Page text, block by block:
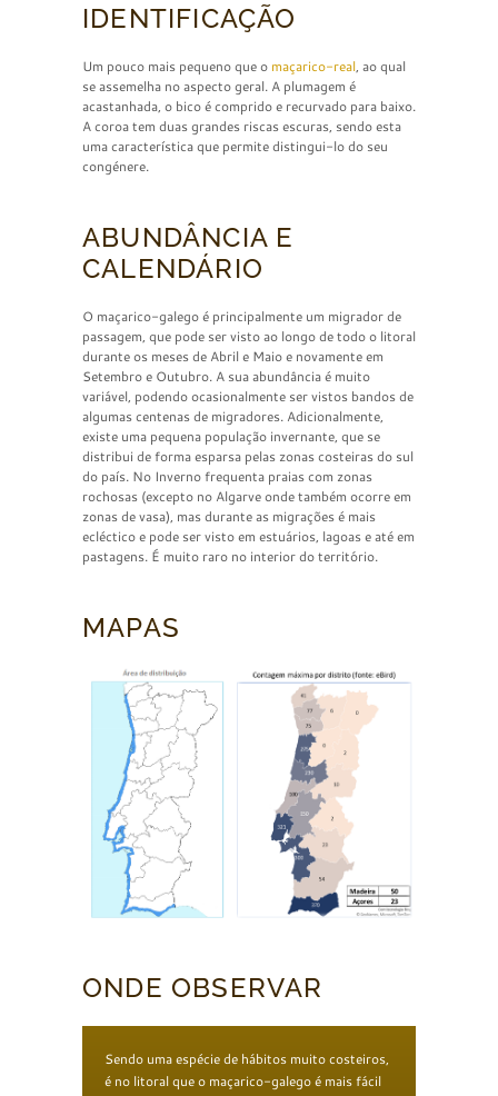
IDENTIFICAÇÃO
Um pouco mais pequeno que o maçarico-real, ao qual
se assemelha no aspecto geral. A plumagem é
acastanhada, o bico é comprido e recurvado para baixo.
A coroa tem duas grandes riscas escuras, sendo esta
uma característica que permite distingui-lo do seu
congénere.
ABUNDÂNCIA E
CALENDÁRIO
O maçarico-galego é principalmente um migrador de
passagem, que pode ser visto ao longo de todo o litoral
durante os meses de Abril e Maio e novamente em
Setembro e Outubro. A sua abundância é muito
variável, podendo ocasionalmente ser vistos bandos de
algumas centenas de migradores. Adicionalmente,
existe uma pequena população invernante, que se
distribui de forma esparsa pelas zonas costeiras do sul
do país. No Inverno frequenta praias com zonas
rochosas (excepto no Algarve onde também ocorre em
zonas de vasa), mas durante as migrações é mais
ecléctico e pode ser visto em estuários, lagoas e até em
pastagens. É muito raro no interior do território.
MAPAS
ONDE OBSERVAR
Sendo uma espécie de hábitos muito costeiros,
é no litoral que o maçarico-galego é mais fácil